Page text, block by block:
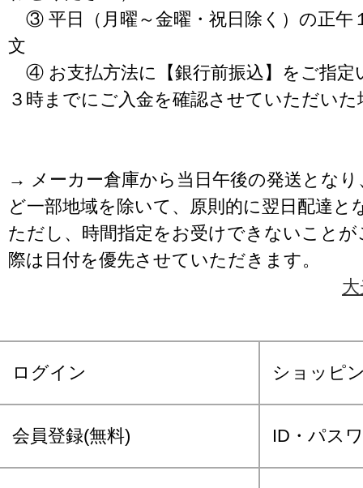
③ 平日（月曜～金曜・祝日除く）の正午
文
④ お支払方法に【銀行前振込】をご指定
３時までにご入金を確認させていただいた
→ メーカー倉庫から当日午後の発送となり
ど一部地域を除いて、原則的に翌日配達と
ただし、時間指定をお受けできないこと
際は日付を優先させていただきます。
ログイン ショッピ
会員登録(無料) ID・パス